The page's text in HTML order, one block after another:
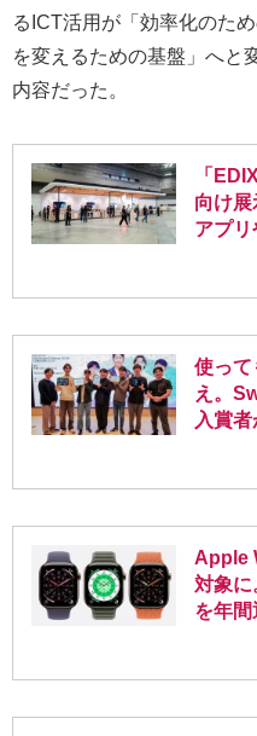
るICT活用が「効率化のた
を変えるための基盤」へと
内容だった。
「
向け
アプ
ぶ人
使って
え。
入賞
Apple
対象
を年